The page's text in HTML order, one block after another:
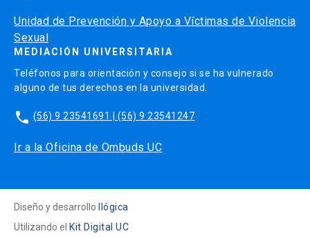
Unidad de Prevención y Apoyo a Víctimas de Violencia
Sexual
MEDIACIÓN UNIVERSITARIA
Teléfonos para orientación y consejo si se ha vulnerado
alguno de tus derechos en la universidad.
phone (56) 9 23541691 | (56) 9 23541247
Ir a la Oficina de Ombuds UC
Diseño y desarrollo
Ilógica
Utilizando el Kit Digital UC